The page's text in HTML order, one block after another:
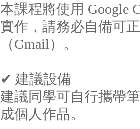
本課程將使用 Google
實作，請務必自備可
（Gmail）。
✔ 建議設備
建議同學可自行攜帶
成個人作品。